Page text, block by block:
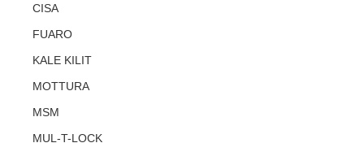
CISA
FUARO
KALE KILIT
MOTTURA
MSM
MUL-T-LOCK